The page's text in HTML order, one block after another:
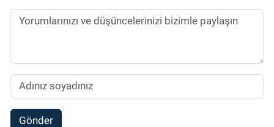
Gönder